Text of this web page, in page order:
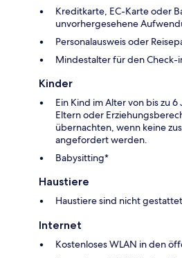
Kreditkarte, EC-Karte oder
unvorhergesehene
Personalausweis oder
Mindestalter für den Check-
Kinder
Ein Kind im Alter von bis zu
Eltern oder
übernachten, wenn keine
angefordert werden.
Babysitting*
Haustiere
Haustiere sind nicht gestattet
Internet
Kostenloses WLAN in den